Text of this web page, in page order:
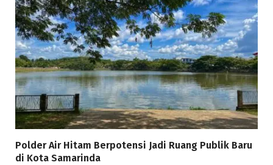
Polder Air Hitam Berpotensi Jadi Ruang Publik Baru
di Kota Samarinda